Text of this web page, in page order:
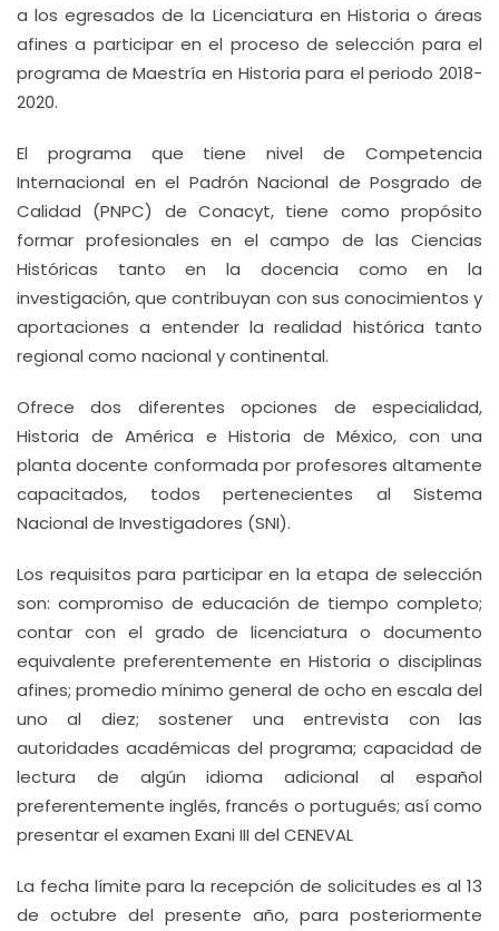
a los egresados de la Licenciatura en Historia o áreas
afines a participar en el proceso de selección para el
programa de Maestría en Historia para el periodo 2018-
2020.
El programa que tiene nivel de Competencia
Internacional en el Padrón Nacional de Posgrado de
Calidad (PNPC) de Conacyt, tiene como propósito
formar profesionales en el campo de las Ciencias
Históricas tanto en la docencia como en la
investigación, que contribuyan con sus conocimientos y
aportaciones a entender la realidad histórica tanto
regional como nacional y continental.
Ofrece dos diferentes opciones de especialidad,
Historia de América e Historia de México, con una
planta docente conformada por profesores altamente
capacitados, todos pertenecientes al Sistema
Nacional de Investigadores (SNI).
Los requisitos para participar en la etapa de selección
son: compromiso de educación de tiempo completo;
contar con el grado de licenciatura o documento
equivalente preferentemente en Historia o disciplinas
afines; promedio mínimo general de ocho en escala del
uno al diez; sostener una entrevista con las
autoridades académicas del programa; capacidad de
lectura de algún idioma adicional al español
preferentemente inglés, francés o portugués; así como
presentar el examen Exani III del CENEVAL
La fecha límite para la recepción de solicitudes es al 13
de octubre del presente año, para posteriormente